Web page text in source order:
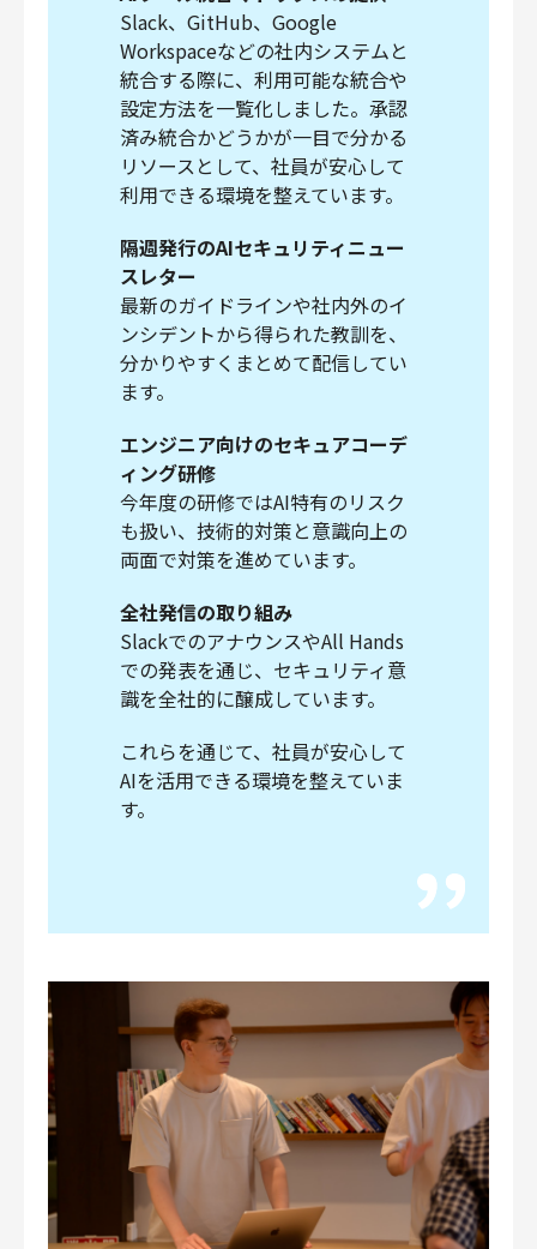
Slack、GitHub、Google
Workspaceなどの社内システムと
統合する際に、利用可能な統合や
設定方法を一覧化しました。承認
済み統合かどうかが一目で分かる
リソースとして、社員が安心して
利用できる環境を整えています。
隔週発行のAIセキュリティニュー
スレター
最新のガイドラインや社内外のイ
ンシデントから得られた教訓を、
分かりやすくまとめて配信してい
ます。
エンジニア向けのセキュアコーデ
ィング研修
今年度の研修ではAI特有のリスク
も扱い、技術的対策と意識向上の
両面で対策を進めています。
全社発信の取り組み
SlackでのアナウンスやAll Hands
での発表を通じ、セキュリティ意
識を全社的に醸成しています。
これらを通じて、社員が安心して
AIを活用できる環境を整えていま
す。